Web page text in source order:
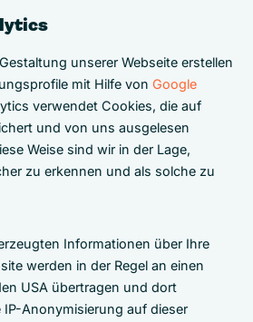
unserer Webseite erstellen
mit Hilfe von Google
verwendet Cookies, die auf
und von uns ausgelesen
Weise sind wir in der Lage,
zu erkennen und als solche zu
Informationen über Ihre
werden in der Regel an einen
USA übertragen und dort
IP-Anonymisierung auf dieser